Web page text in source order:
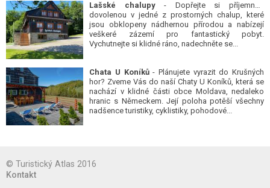
Lašské chalupy- Dopřejte si příjemnou
dovolenou v jedné z prostorných chalup, které
jsou obklopeny nádhernou přírodou a nabízejí
veškeré zázemí pro fantastický pobyt.
Vychutnejte si klidné ráno, nadechněte se...
Chata U Koníků- Plánujete vyrazit do Krušných
hor? Zveme Vás do naší Chaty U Koníků, která se
nachází v klidné části obce Moldava, nedaleko
hranic s Německem. Její poloha potěší všechny
nadšence turistiky, cyklistiky, pohodové...
© Turistický Atlas 2016
Kontakt